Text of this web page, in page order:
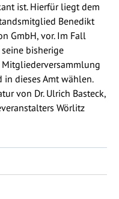
ist. Hierfür liegt dem
Benedikt
GmbH, vor. Im Fall
bisherige
in dieses Amt wählen.
von Dr. Ulrich Basteck,
Wörlitz